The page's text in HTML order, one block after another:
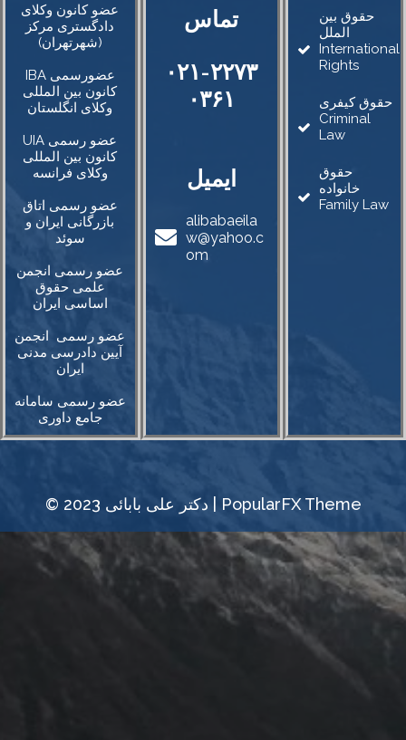
عضو کانون وکلای
دادگستری مرکز
(شهرتهران)
IBA عضورسمی
کانون بین المللی
وکلای انگلستان
UIA عضو رسمی
کانون بین المللی
وکلای فرانسه
عضو رسمی اتاق
بازرگانی ایران و
سوئد
عضو رسمی انجمن
علمی حقوق
اساسی ایران
عضو رسمی انجمن
آیین دادرسی مدنی
ایران
عضو رسمی سامانه
جامع داوری
تماس
۰۲۱-۲۲۷۳
۰۳۶۱
ایمیل
alibabaeila
w@yahoo.c
om
حقوق بین
الملل
International
Rights
حقوق کیفری
Criminal
Law
حقوق
خانواده
Family Law
PopularFX Theme